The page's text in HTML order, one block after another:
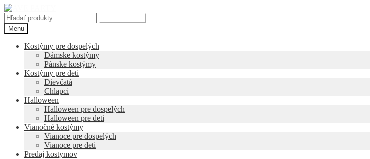
Preskočiť
na
navigáciu
Preskočiť
na
obsah
Hľadať:
Menu
Kostýmy pre dospelých
Dámske kostýmy
Pánske kostýmy
Kostýmy pre deti
Dievčatá
Chlapci
Halloween
Halloween pre dospelých
Halloween pre deti
Vianočné kostýmy
Vianoce pre dospelých
Vianoce pre deti
Predaj kostymov